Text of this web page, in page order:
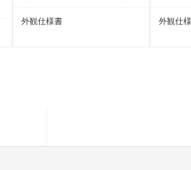
外観仕様書 外観仕